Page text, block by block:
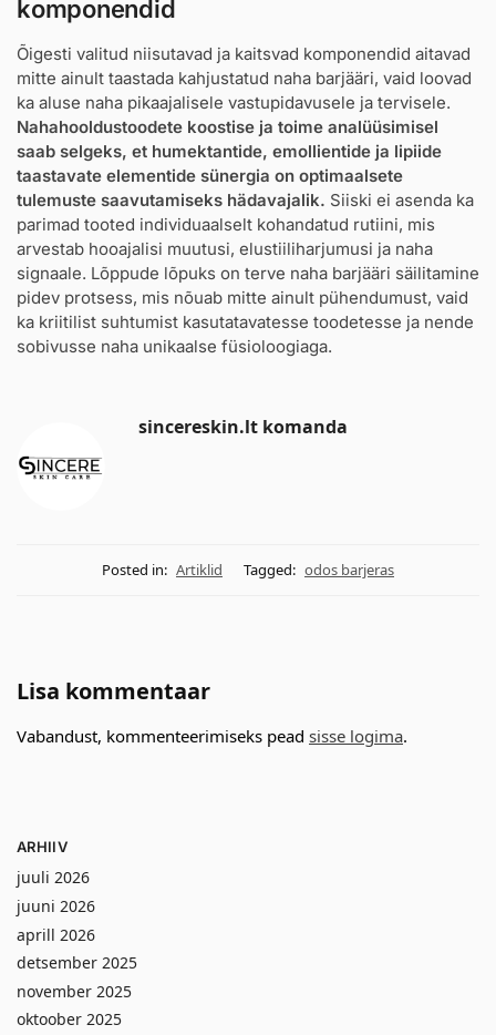
komponendid
Õigesti valitud niisutavad ja kaitsvad komponendid aitavad
mitte ainult taastada kahjustatud naha barjääri, vaid loovad
ka aluse naha pikaajalisele vastupidavusele ja tervisele.
Nahahooldustoodete koostise ja toime analüüsimisel
saab selgeks, et humektantide, emollientide ja lipiide
taastavate elementide sünergia on optimaalsete
tulemuste saavutamiseks hädavajalik. Siiski ei asenda ka
parimad tooted individuaalselt kohandatud rutiini, mis
arvestab hooajalisi muutusi, elustiiliharjumusi ja naha
signaale. Lõppude lõpuks on terve naha barjääri säilitamine
pidev protsess, mis nõuab mitte ainult pühendumust, vaid
ka kriitilist suhtumist kasutatavatesse toodetesse ja nende
sobivusse naha unikaalse füsioloogiaga.
sincereskin.lt komanda
Posted in: Artiklid Tagged: odos barjeras
Lisa kommentaar
Vabandust, kommenteerimiseks pead sisse logima.
ARHIIV
juuli 2026
juuni 2026
aprill 2026
detsember 2025
november 2025
oktoober 2025